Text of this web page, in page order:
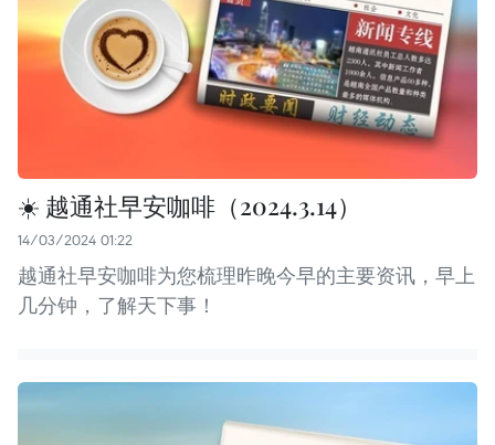
☀️ 越通社早安咖啡（2024.3.14）
14/03/2024 01:22
越通社早安咖啡为您梳理昨晚今早的主要资讯，早上
几分钟，了解天下事！